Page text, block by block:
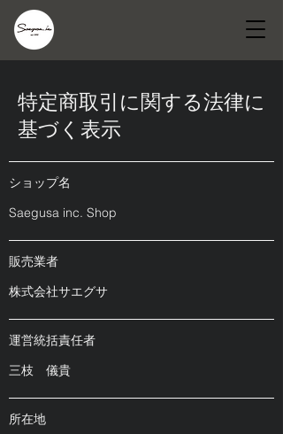
特定商取引に関する法律に
基づく表示
​ショップ名
Saegusa inc. Shop
​販売業者
​株式会社サエグサ
運営統括責任者
三枝 儀貴
​所在地